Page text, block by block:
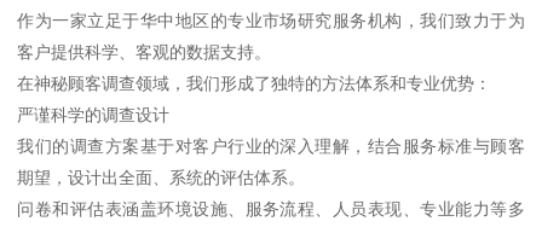
作为一家立足于华中地区的专业市场研究服务机构，我们致力于为
客户提供科学、客观的数据支持。
在神秘顾客调查领域，我们形成了独特的方法体系和专业优势：
严谨科学的调查设计
我们的调查方案基于对客户行业的深入理解，结合服务标准与顾客
期望，设计出全面、系统的评估体系。
问卷和评估表涵盖环境设施、服务流程、人员表现、专业能力等多